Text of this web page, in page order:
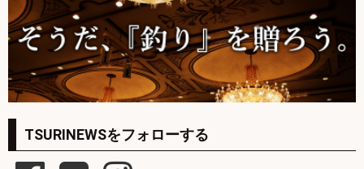
TSURINEWSをフォローする